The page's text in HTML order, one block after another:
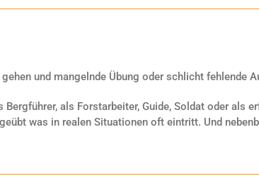
und mangelnde Übung oder schlicht fehlende
als Forstarbeiter, Guide, Soldat oder als
was in realen Situationen oft eintritt. Und